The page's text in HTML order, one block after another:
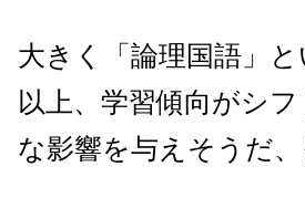
大きく「論理国語」
以上、学習傾向がシ
な影響を与えそうだ